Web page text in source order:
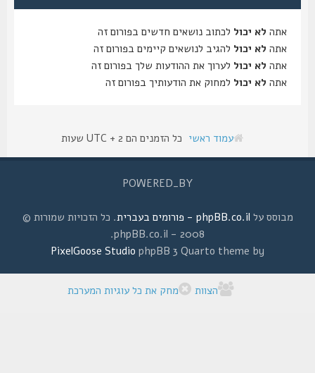
לא יכול לכתוב נושאים חדשים בפורום זה
לא יכול להגיב לנושאים קיימים בפורום זה
לא יכול לערוך את ההודעות שלך בפורום זה
לא יכול למחוק את הודעותיך בפורום זה
עמוד ראשי כל הזמנים הם UTC + 2 שעות
POWERED_BY
מבוסס עלphpBB.co.il - פורומים בעברית
. כל הזכויות שמורות ©
2008 - phpBB.co.il.
phpBB 3 Quarto theme by
PixelGoose Studio
הצוות מחק את כל עוגיות המערכת